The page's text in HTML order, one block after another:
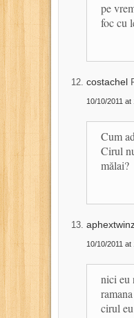
pe
foc cu
costachel
10/10/2011 at
Cum
Cirul
mălai?
10/10/2011 at
nici eu
cirul